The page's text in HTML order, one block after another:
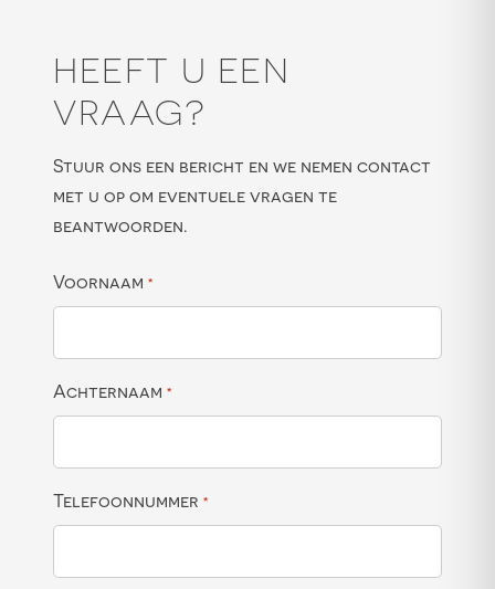
HEEFT U EEN
VRAAG?
Stuur ons een bericht en we nemen contact
met u op om eventuele vragen te
beantwoorden.
Voornaam *
Achternaam *
Telefoonnummer *